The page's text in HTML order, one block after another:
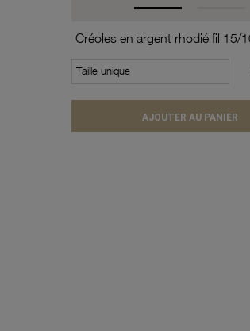
Taille unique
AJOUTER AU PANIER